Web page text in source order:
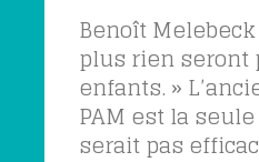
Benoît
plus rien seront
enfants. »
PAM est la
serait pas